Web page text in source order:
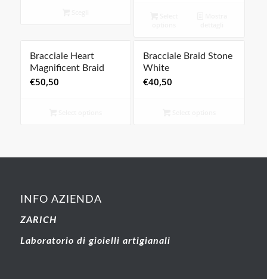
Bracciale Heart
Magnificent Braid
€50,50
Bracciale Braid Stone
White
€40,50
INFO AZIENDA
ZARICH
Laboratorio di gioielli artigianali